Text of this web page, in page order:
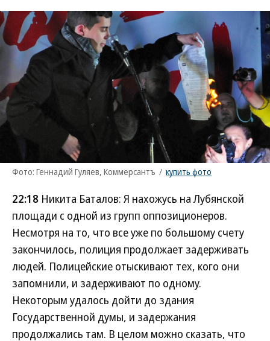
Фото: Геннадий Гуляев, Коммерсантъ / купить фото
22:18 Никита Баталов: Я нахожусь на Лубянской
площади с одной из групп оппозиционеров.
Несмотря на то, что все уже по большому счету
закончилось, полиция продолжает задерживать
людей. Полицейские отыскивают тех, кого они
запомнили, и задерживают по одному.
Некоторым удалось дойти до здания
Государственной думы, и задержания
продолжались там. В целом можно сказать, что